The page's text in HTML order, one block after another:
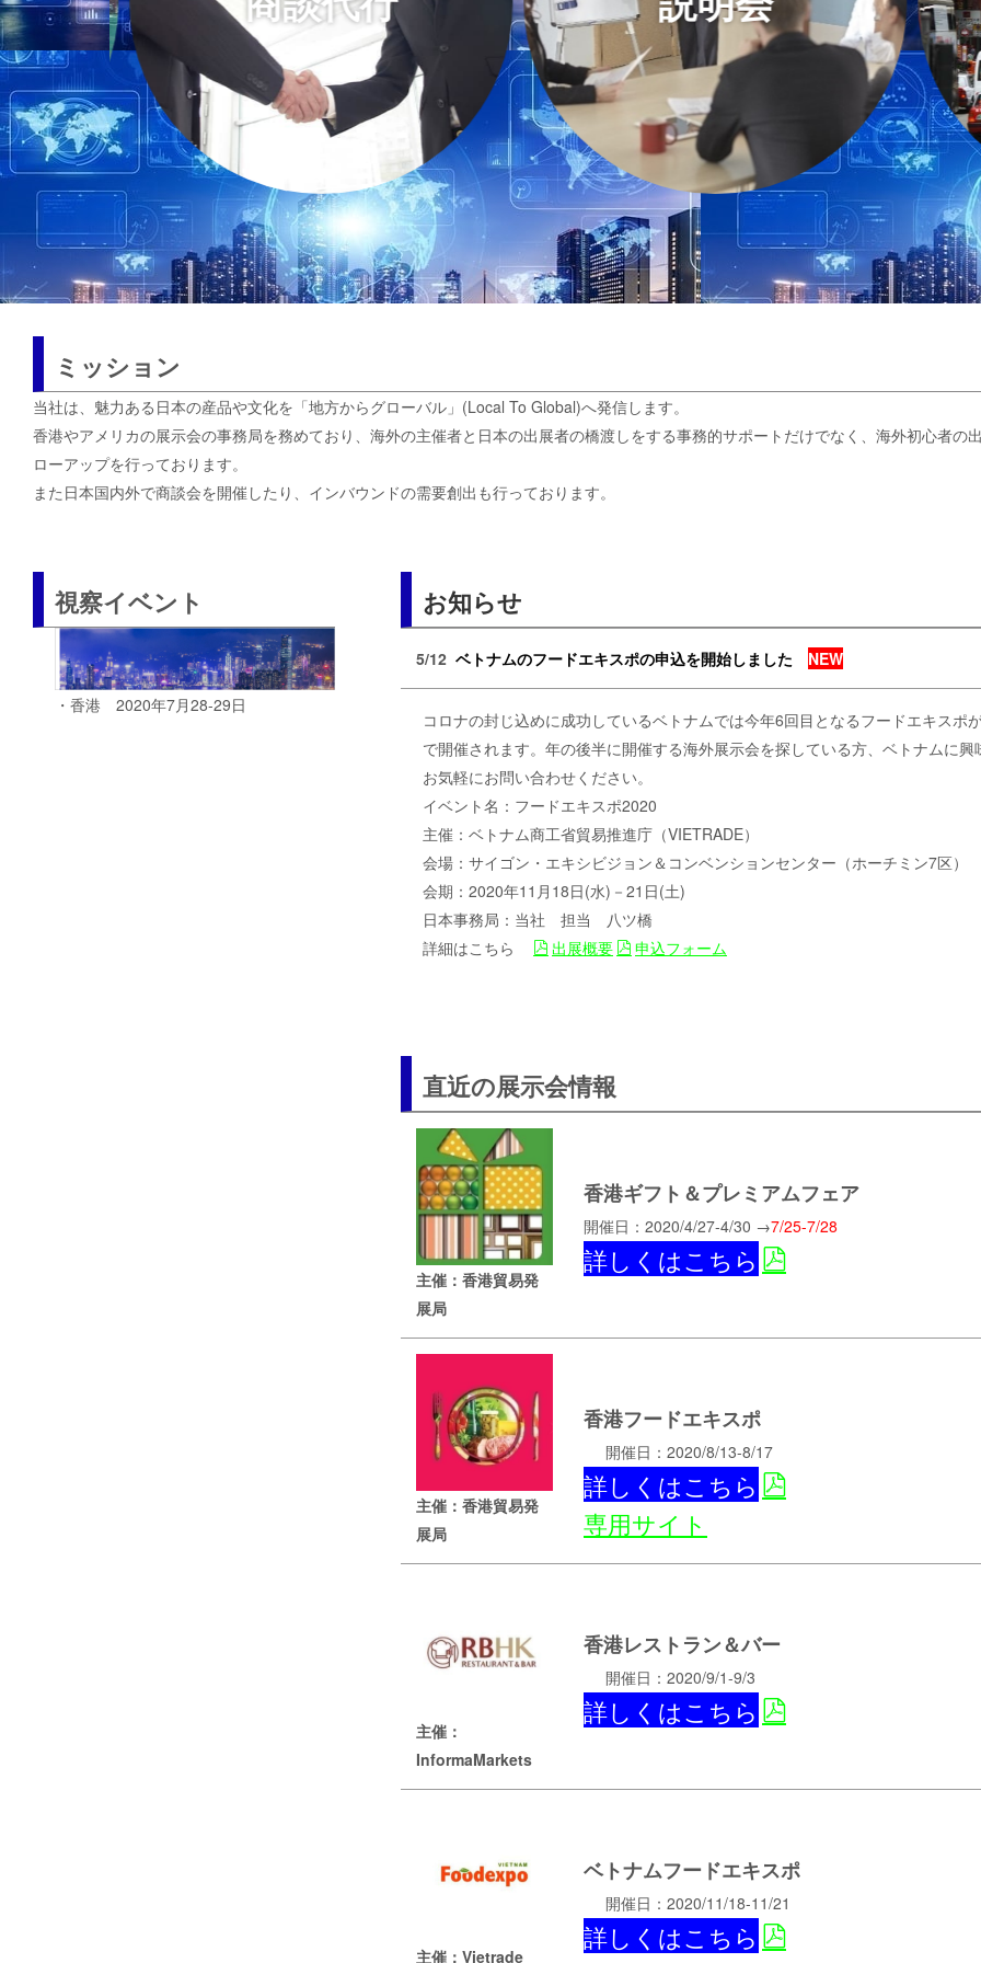
ミッション
当社は、魅力ある日本の産品や文化を「地方からグローバル」(Local To Global)へ発信します。
香港やアメリカの展示会の事務局を務めており、海外の主催者と日本の出展者の橋渡しをする事務的サポートだけでなく、海外初心者
ローアップを行っております。
また日本国内外で商談会を開催したり、インバウンドの需要創出も行っております。
視察イベント
・香港 2020年7月28-29日
お知らせ
5/12 ベトナムのフードエキスポの申込を開始しました NEW
コロナの封じ込めに成功しているベトナムでは今年6回目となるフードエキスポ
で開催されます。年の後半に開催する海外展示会を探している方、ベトナムに興
お気軽にお問い合わせください。
イベント名：フードエキスポ2020
主催：ベトナム商工省貿易推進庁（VIETRADE）
会場：サイゴン・エキシビジョン＆コンベンションセンター（ホーチミン7区）
会期：2020年11月18日(水)－21日(土)
日本事務局：当社 担当 八ツ橋
詳細はこちら
出展概要 申込フォーム
直近の展示会情報
主催：香港貿易発
展局
香港ギフト＆プレミアムフェア
開催日：2020/4/27-4/30 →7/25-7/28
詳しくはこちら
主催：香港貿易発
展局
香港フードエキスポ
開催日：2020/8/13-8/17
詳しくはこちら
専用サイト
主催：
InformaMarkets
香港レストラン＆バー
開催日：2020/9/1-9/3
詳しくはこちら
主催：Vietrade
ベトナムフードエキスポ
開催日：2020/11/18-11/21
詳しくはこちら